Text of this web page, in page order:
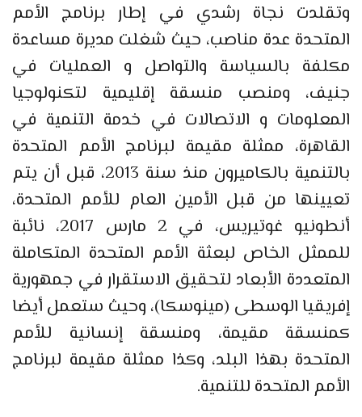
وتقلدت نجاة رشدي في إطار برنامج الأمم
المتحدة عدة مناصب، حيث شغلت مديرة مساعدة
مكلفة بالسياسة والتواصل و العمليات في
جنيف، ومنصب منسقة إقليمية لتكنولوجيا
المعلومات و الاتصالات في خدمة التنمية في
القاهرة، ممثلة مقيمة لبرنامج الأمم المتحدة
بالتنمية بالكاميرون منذ سنة 2013، قبل أن يتم
تعيينها من قبل الأمين العام للأمم المتحدة،
أنطونيو غوتيريس، في 2 مارس 2017، نائبة
للممثل الخاص لبعثة الأمم المتحدة المتكاملة
المتعددة الأبعاد لتحقيق الاستقرار في جمهورية
إفريقيا الوسطى (مينوسكا)، وحيث ستعمل أيضا
كمنسقة مقيمة، ومنسقة إنسانية للأمم
المتحدة بهذا البلد، وكذا ممثلة مقيمة لبرنامج
الأمم المتحدة للتنمية.